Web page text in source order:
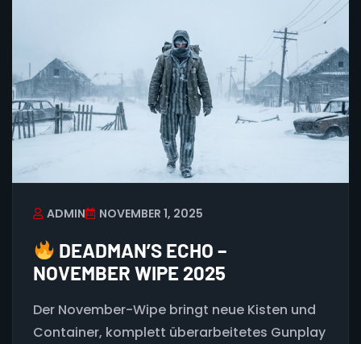
ADMIN NOVEMBER 1, 2025
DEADMAN’S ECHO –
NOVEMBER WIPE 2025
Der November-Wipe bringt neue Kisten und
Container, komplett überarbeitetes Gunplay